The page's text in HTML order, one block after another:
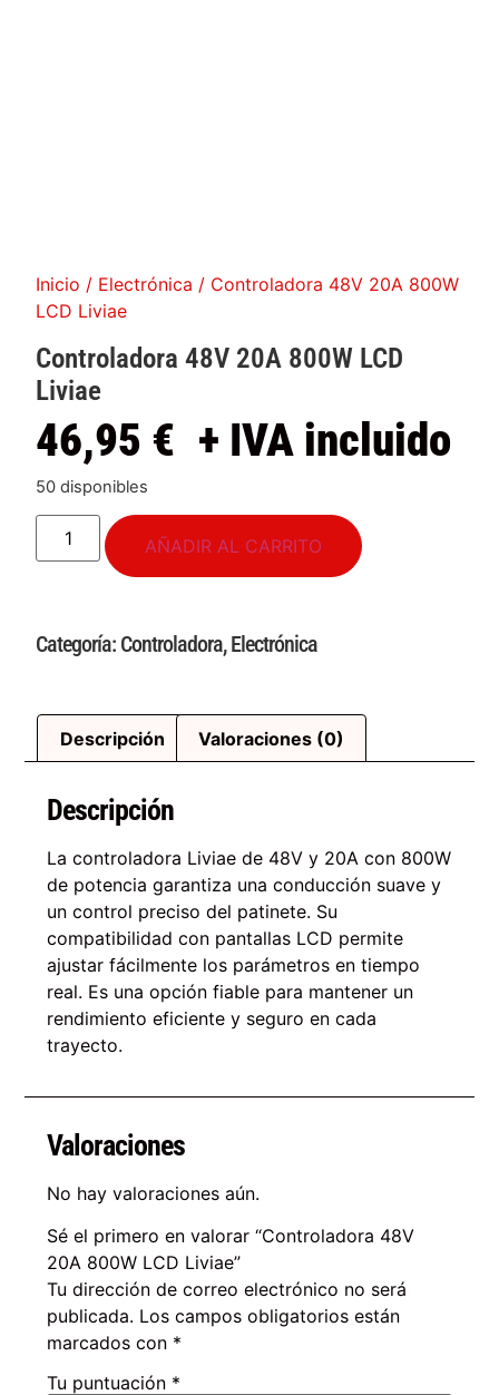
Inicio / Electrónica / Controladora 48V 20A 800W
LCD Liviae
Controladora 48V 20A 800W LCD
Liviae
46,95 € + IVA incluido
50 disponibles
AÑADIR AL CARRITO
Categoría: Controladora,Electrónica
Descripción Valoraciones (0)
Descripción
La controladora Liviae de 48V y 20A con 800W
de potencia garantiza una conducción suave y
un control preciso del patinete. Su
compatibilidad con pantallas LCD permite
ajustar fácilmente los parámetros en tiempo
real. Es una opción fiable para mantener un
rendimiento eficiente y seguro en cada
trayecto.
Valoraciones
No hay valoraciones aún.
Sé el primero en valorar “Controladora 48V
20A 800W LCD Liviae”
Tu dirección de correo electrónico no será
publicada. Los campos obligatorios están
marcados con *
Tu puntuación *